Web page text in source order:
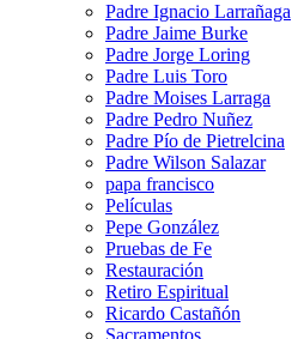
Padre Ignacio Larrañaga
Padre Jaime Burke
Padre Jorge Loring
Padre Luis Toro
Padre Moises Larraga
Padre Pedro Nuñez
Padre Pío de Pietrelcina
Padre Wilson Salazar
papa francisco
Películas
Pepe González
Pruebas de Fe
Restauración
Retiro Espiritual
Ricardo Castañón